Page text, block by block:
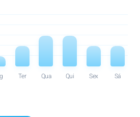
Ter Qua Qui Sex Sá